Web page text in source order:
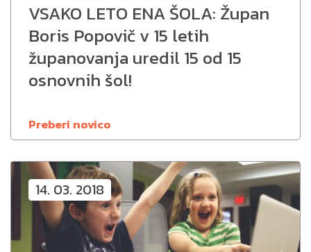
VSAKO LETO ENA ŠOLA: Župan
Boris Popovič v 15 letih
županovanja uredil 15 od 15
osnovnih šol!
Preberi novico
14. 03. 2018